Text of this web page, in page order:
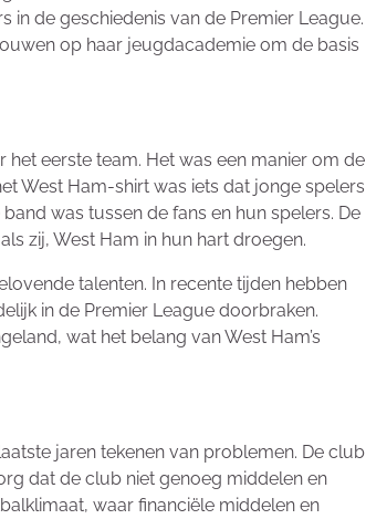
de geschiedenis van de Premier League.
op haar jeugdacademie om de basis
eerste team. Het was een manier om de
West Ham-shirt was iets dat jonge spelers
was tussen de fans en hun spelers. De
zij, West Ham in hun hart droegen.
talenten. In recente tijden hebben
in de Premier League doorbraken.
wat het belang van West Ham’s
jaren tekenen van problemen. De club
dat de club niet genoeg middelen en
waar financiële middelen en